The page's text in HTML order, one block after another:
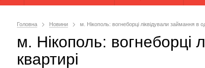
Головна Новини м. Нікополь: вогнеборці ліквідували займання в
м. Нікополь: вогнеборці
квартирі